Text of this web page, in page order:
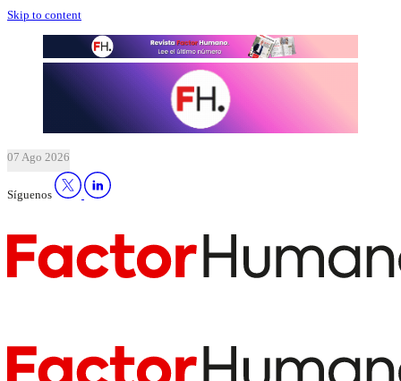
Skip to content
07 Ago 2026
Síguenos